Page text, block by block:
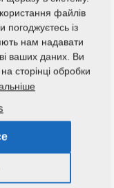
і для
файлів
із
нам надавати
ваших даних. Ви
сторінці обробки